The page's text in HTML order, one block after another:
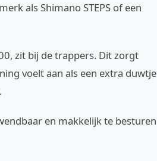
als Shimano STEPS of een
zit bij de trappers. Dit zorgt
voelt aan als een extra duwtje
en makkelijk te besturen